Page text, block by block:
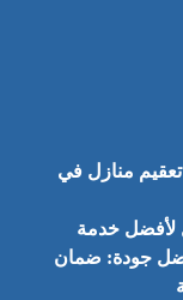
منازل في
لأفضل خدمة
جودة: ضمان